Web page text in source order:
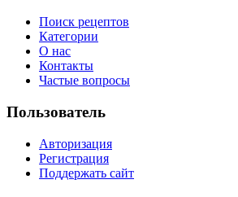
Поиск рецептов
Категории
О нас
Контакты
Частые вопросы
Пользователь
Авторизация
Регистрация
Поддержать сайт